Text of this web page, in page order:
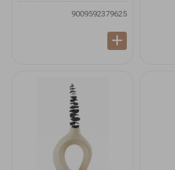
9009592379625